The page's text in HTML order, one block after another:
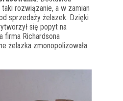
rozwiązanie, a w zamian
sprzedaży żelazek. Dzięki
się popyt na
firma Richardsona
żelazka zmonopolizowała